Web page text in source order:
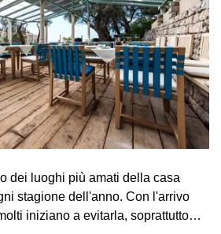
dei luoghi più amati della casa
stagione dell'anno. Con l'arrivo
iniziano a evitarla, soprattutto